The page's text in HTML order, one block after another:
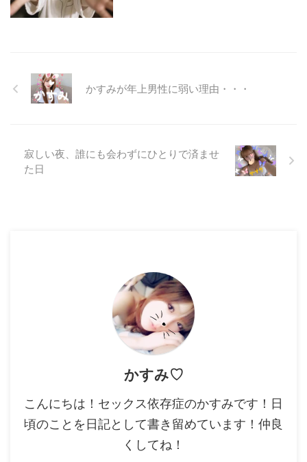
かすみが年上男性に弱い理由・・・
寂しい夜、誰にも会わずにひとりで済ませ
た日
かすみ♡
こんにちは！セックス依存症のかすみです！日
頃のことを日記として書き留めています！仲良
くしてね！